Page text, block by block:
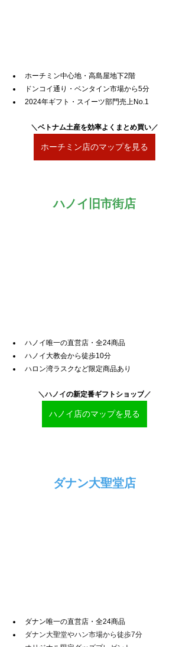
ホーチミン中心地・高島屋地下2階
ドンコイ通り・ベンタイン市場から5分
2024年ギフト・スイーツ部門売上No.1
＼ベトナム土産を効率よくまとめ買い／
ホーチミン店のマップを見る
ハノイ旧市街店
ハノイ唯一の直営店・全24商品
ハノイ大教会から徒歩10分
ハロン湾ラスクなど限定商品あり
＼ハノイの新定番ギフトショップ ／
ハノイ店のマップを見る
ダナン大聖堂店
ダナン唯一の直営店・全24商品
ダナン大聖堂やハン市場から徒歩7分